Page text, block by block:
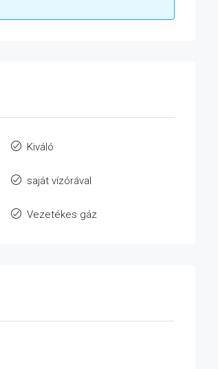
Kiváló
saját vízórával
Vezetékes gáz